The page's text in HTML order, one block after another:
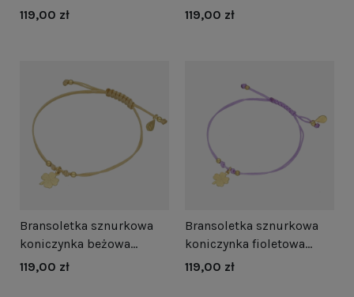
pozłacana
119,00 zł pozłacana
119,00 zł
Bransoletka sznurkowa
koniczynka beżowa
pozłacana
119,00 zł
Bransoletka sznurkowa
koniczynka fioletowa
pozłacana
119,00 zł